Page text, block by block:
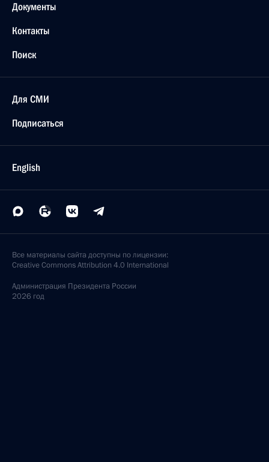
Документы
Контакты
Поиск
Для СМИ
Подписаться
English
Все материалы сайта доступны по лицензии:
Creative Commons Attribution 4.0 International
Администрация Президента России
2026 год